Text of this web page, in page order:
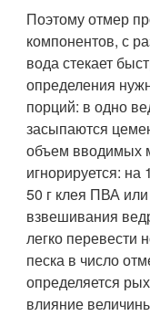
Поэтому отмер
компонентов, с
вода стекает
определения
порций: в одно
засыпаются
объем вводимых
игнорируется: на
50 г клея ПВА
взвешивания
легко перевести
песка в число
определяется
влияние